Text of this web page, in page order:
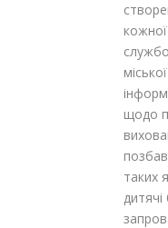
щодо
таких